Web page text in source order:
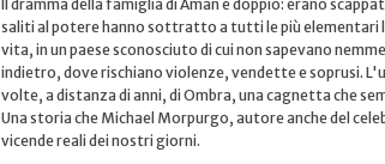
Il dramma della famiglia di Aman è doppio: erano
saliti al potere hanno sottratto a tutti le più elementari
vita, in un paese sconosciuto di cui non sapevano
indietro, dove rischiano violenze, vendette e soprusi.
volte, a distanza di anni, di Ombra, una cagnetta che
Una storia che Michael Morpurgo, autore anche del
vicende reali dei nostri giorni.